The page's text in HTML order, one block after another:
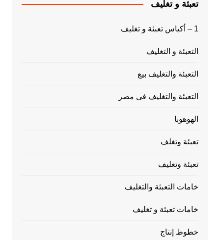
تعبئة و تغليف
1 – أكياس تعبئة و تغليف
التعبئة و التغليف
التعبئة والتغليف بيع
التعبئة والتغليف فى مصر
الهوهوبا
تعبئة وتغلف
تعبئة وتغليف
خامات التعبئة والتغليف
خامات تعبئة و تغليف
خطوط إنتاج